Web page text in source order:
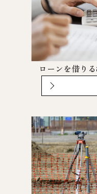
ローンを借り